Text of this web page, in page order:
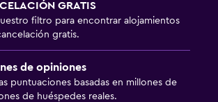
GRATIS
filtro para encontrar alojamientos
gratis.
de opiniones
puntuaciones basadas en millones de
de huéspedes reales.